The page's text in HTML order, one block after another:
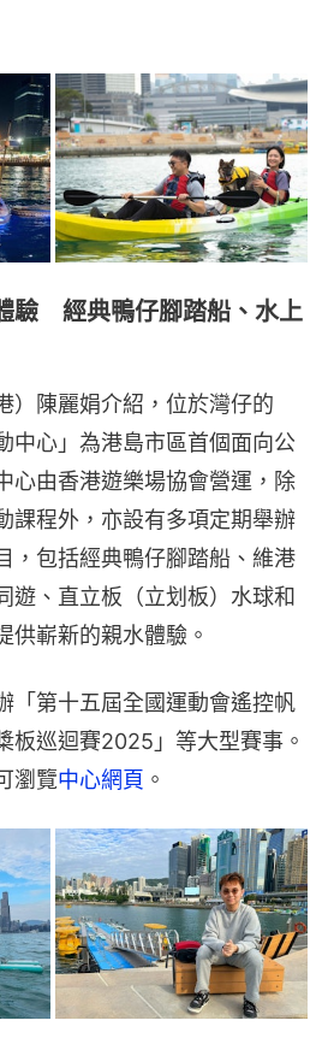
驗 經典鴨仔腳踏船、水上
）陳麗娟介紹，位於灣仔的
中心」為港島市區首個面向公
心由香港遊樂場協會營運，除
課程外，亦設有多項定期舉辦
，包括經典鴨仔腳踏船、維港
遊、直立板（立划板）水球和
供嶄新的親水體驗。
「第十五屆全國運動會遙控帆
板巡迴賽2025」等大型賽事。
瀏覽中心網頁 。